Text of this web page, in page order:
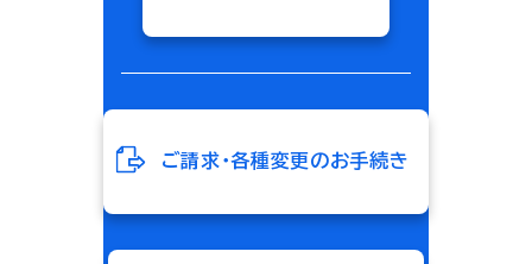
ご請求・各種変更のお手続き